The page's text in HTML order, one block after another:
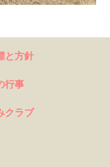
と方針
行事
クラブ